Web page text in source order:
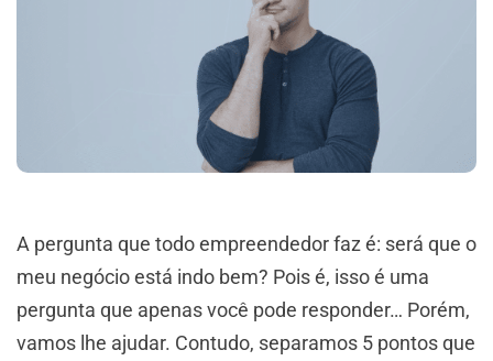
A pergunta que todo empreendedor faz é: será que o
meu negócio está indo bem? Pois é, isso é uma
pergunta que apenas você pode responder… Porém,
vamos lhe ajudar. Contudo, separamos 5 pontos que